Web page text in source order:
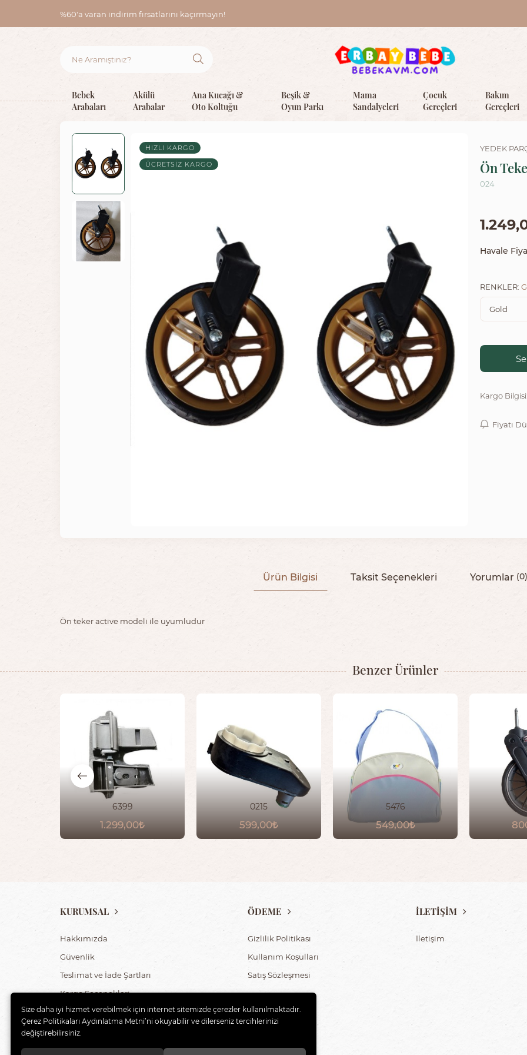
%60'a varan indirim fırsatlarını kaçırmayın!
Bebek
Arabaları
Akülü
Arabalar
Ana Kucağı &
Oto Koltuğu
Beşik &
Oyun Parkı
Mama
Sandalyeleri
Çocuk
Gereçleri
Bakım
Gereçleri
HIZLI KARGO
ÜCRETSIZ KARGO
YEDEK
Ön
024
Havale
RENKLER:
Kargo
Fiyatı
Ürün Bilgisi Taksit Seçenekleri Yorumlar (0)
Ön teker active modeli ile uyumludur
Benzer Ürünler
6399
1.299,00
0215
599,00
5476
549,00
KURUMSAL
Hakkımızda
Güvenlik
Teslimat ve İade Şartları
Kargo Seçenekleri
ÖDEME
Gizlilik Politikası
Kullanım Koşulları
Satış Sözleşmesi
İLETİŞİM
İletişim
Size daha iyi hizmet verebilmek için internet sitemizde çerezler kullanılmaktadır.
Çerez Politikaları Aydınlatma Metni’ni okuyabilir ve dilerseniz tercihlerinizi
değiştirebilirsiniz.